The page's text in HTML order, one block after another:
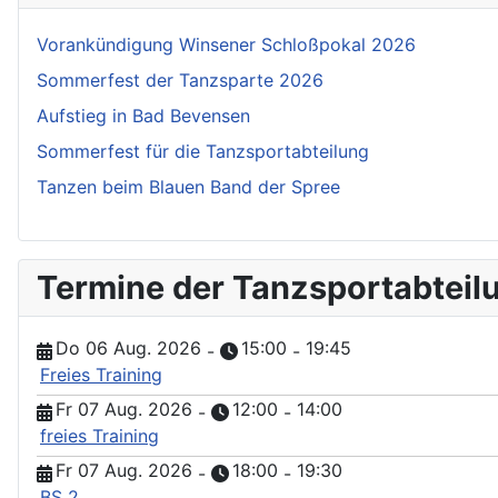
Vorankündigung Winsener Schloßpokal 2026
Sommerfest der Tanzsparte 2026
Aufstieg in Bad Bevensen
Sommerfest für die Tanzsportabteilung
Tanzen beim Blauen Band der Spree
Termine der
Do 06 Aug. 2026 - 15:00 - 19:45
Freies Training
Fr 07 Aug. 2026 - 12:00 - 14:00
freies Training
Fr 07 Aug. 2026 - 18:00 - 19:30